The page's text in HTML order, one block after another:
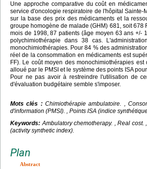
Une approche comparative du coût en
service d'oncologie respiratoire de l'hôpital
sur la base des prix des médicaments et la
groupe homogène de malade (GHM) 681, soit 678
mois de 1998, 87 patients (âge moyen 63 ans +/-
polychimiothérapie dans 38 cas.
monochimiothérapies. Pour 84 % des
réel de la consommation en médicaments est
FF). Le coût moyen des monochimiothérapies
alloué par le PMSI et le système des points ISA
Pour ne pas avoir à restreindre l'utilisation de
d'évaluation budgétaire semble s'imposer.
Mots clés : Chimiothérapie ambulatoire. ,
d'information (PMSI). , Points ISA (indice
Keywords:Ambulatory chemotherapy. , Real cost.
(activity synthetic index).
Plan
Abstract